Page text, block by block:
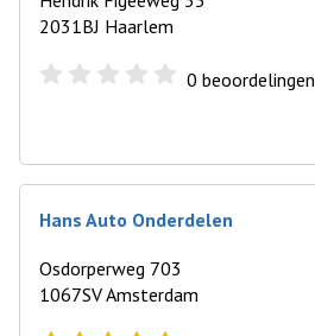
2031BJ Haarlem
0 beoordelingen
Hans Auto Onderdelen
Osdorperweg 703
1067SV Amsterdam